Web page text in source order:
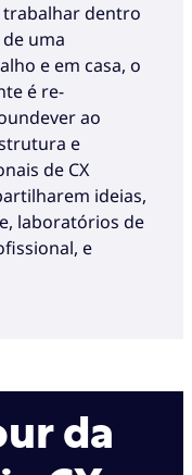
trabalhar dentro
uma
e em casa, o
é re-
ao
e
de CX
ideias,
laboratórios de
e
da